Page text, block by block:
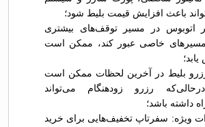
باعث افزایش قیمت بلیط شود؛
اتوبوس در مسیر توقف‌های بیشتری
مسیرهای خاصی عبور کند، ممکن است
بلیط در آخرین لحظات ممکن است
رزرو زودهنگام می‌تواند
داشته باشد؛
ویژه: سفرتاپ تخفیف‌هایی برای خرید